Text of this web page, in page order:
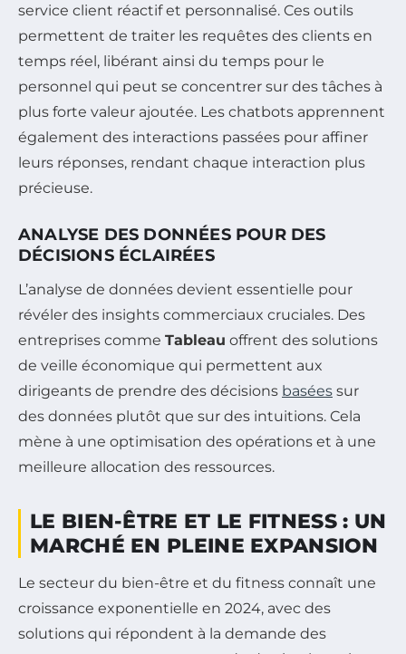
service client réactif et personnalisé. Ces outils
permettent de traiter les requêtes des clients en
temps réel, libérant ainsi du temps pour le
personnel qui peut se concentrer sur des tâches à
plus forte valeur ajoutée. Les chatbots apprennent
également des interactions passées pour affiner
leurs réponses, rendant chaque interaction plus
précieuse.
ANALYSE DES DONNÉES POUR DES
DÉCISIONS ÉCLAIRÉES
L’analyse de données devient essentielle pour
révéler des insights commerciaux cruciales. Des
entreprises comme Tableau offrent des solutions
de veille économique qui permettent aux
dirigeants de prendre des décisions basées sur
des données plutôt que sur des intuitions. Cela
mène à une optimisation des opérations et à une
meilleure allocation des ressources.
LE BIEN-ÊTRE ET LE FITNESS : UN
MARCHÉ EN PLEINE EXPANSION
Le secteur du bien-être et du fitness connaît une
croissance exponentielle en 2024, avec des
solutions qui répondent à la demande des